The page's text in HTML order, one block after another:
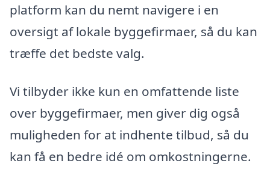
platform kan du nemt navigere i en
oversigt af lokale byggefirmaer, så du kan
træffe det bedste valg.
Vi tilbyder ikke kun en omfattende liste
over byggefirmaer, men giver dig også
muligheden for at indhente tilbud, så du
kan få en bedre idé om omkostningerne.